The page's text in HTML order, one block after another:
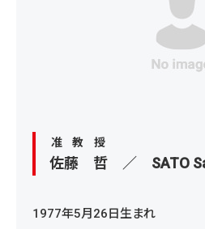
准教授
佐藤 哲 ／ SATO
1977年5月26日生まれ